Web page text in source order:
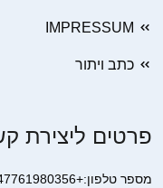
IMPRESSUM
כתב ויתור
פרטים ליצירת
מספר טלפון:+447761980356